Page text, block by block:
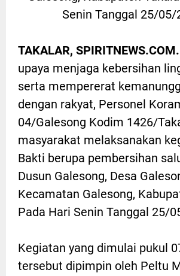
Senin Tanggal 25/05/
TAKALAR,
upaya menjaga kebersihan
serta mempererat
dengan rakyat, Personel
04/Galesong Kodim 1426/
masyarakat melaksanakan
Bakti berupa pembersihan
Dusun Galesong, Desa
Kecamatan Galesong,
Pada Hari Senin Tanggal 25/
Kegiatan yang dimulai pukul
tersebut dipimpin oleh Peltu